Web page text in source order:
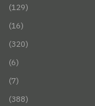
(129)
(16)
(320)
(6)
(7)
(388)